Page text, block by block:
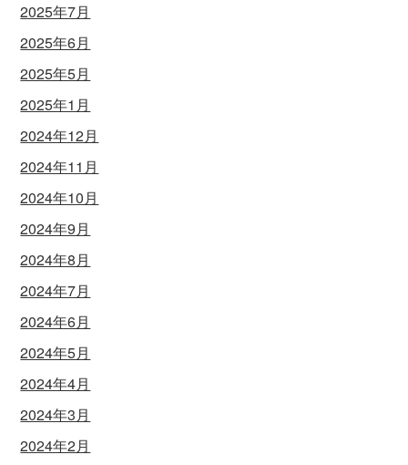
2025年7月
2025年6月
2025年5月
2025年1月
2024年12月
2024年11月
2024年10月
2024年9月
2024年8月
2024年7月
2024年6月
2024年5月
2024年4月
2024年3月
2024年2月